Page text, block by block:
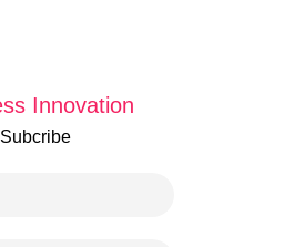
Innovation
Subcribe